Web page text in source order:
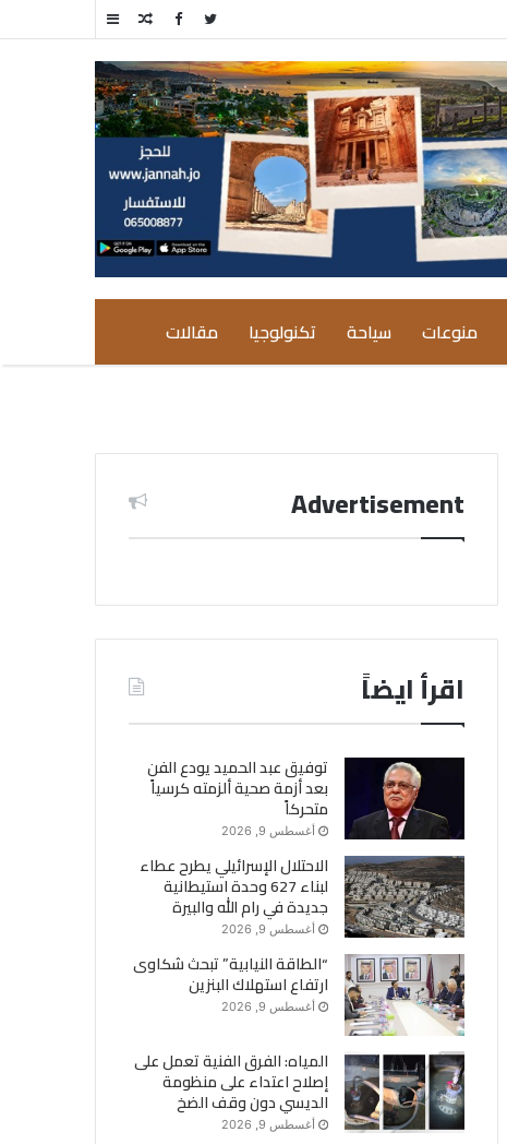
إضافة
جانبي
مقال
منوعات سياحة تكنولوجيا مقالات
Advertisement
اقرأ ايضاً
توفيق عبد الحميد يودع الفن
بعد أزمة صحية ألزمته كرسياً
متحركاً
أغسطس 9, 2026
الاحتلال الإسرائيلي يطرح عطاء
لبناء 627 وحدة استيطانية
جديدة في رام الله والبيرة
أغسطس 9, 2026
“الطاقة النيابية” تبحث شكاوى
ارتفاع استهلاك البنزين
أغسطس 9, 2026
المياه: الفرق الفنية تعمل على
إصلاح اعتداء على منظومة
الديسي دون وقف الضخ
أغسطس 9, 2026